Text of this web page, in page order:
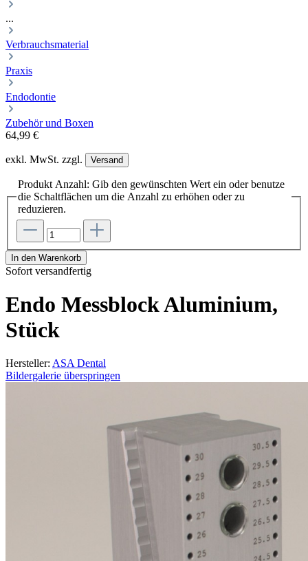
...
Verbrauchsmaterial
Praxis
Endodontie
Zubehör und Boxen
64,99 €
exkl. MwSt. zzgl. Versand
Produkt Anzahl: Gib den gewünschten Wert ein oder benutze
die Schaltflächen um die Anzahl zu erhöhen oder zu
reduzieren.
In den Warenkorb
Sofort versandfertig
Endo Messblock Aluminium,
Stück
Hersteller: ASA Dental
Bildergalerie überspringen